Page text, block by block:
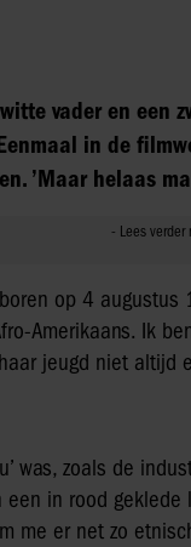
vader en een
in de
’Maar helaas
op 4 augustus
Amerikaans. Ik
jeugd niet altijd
was, zoals de
een in rood
me er net zo